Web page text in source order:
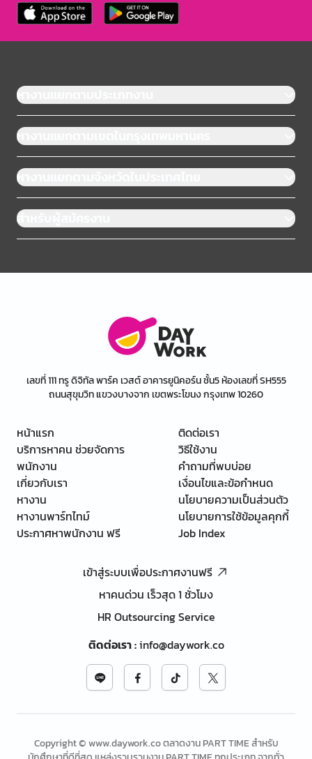
หางานแยกตามประเภทงาน
หางานแยกตามเขตในกรุงเทพมหานคร
หางานแยกตามจังหวัดในประเทศไทย
สำหรับผู้สมัครงาน
เลขที่ 111 ทรู ดิจิทัล พาร์ค เวสต์ อาคารยูนิคอร์น ชั้น5 ห้องเลขที่ SH555
ถนนสุขุมวิท แขวงบางจาก เขตพระโขนง กรุงเทพ 10260
หน้าแรก
บริการหาคน ช่วยจัดการ
พนักงาน
เกี่ยวกับเรา
หางาน
หางานพาร์ทไทม์
ประกาศหาพนักงาน ฟรี
ติดต่อเรา
วิธีใช้งาน
คำถามที่พบบ่อย
เงื่อนไขและข้อกำหนด
นโยบายความเป็นส่วนตัว
นโยบายการใช้ข้อมูลคุกกี้
Job Index
เข้าสู่ระบบเพื่อประกาศงานฟรี
หาคนด่วน เร็วสุด 1 ชั่วโมง
HR Outsourcing Service
ติดต่อเรา:info@daywork.co
Copyright © www.daywork.co ตลาดงาน PART TIME สำหรับ